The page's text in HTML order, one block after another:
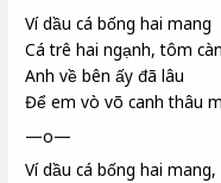
Ví dầu cá bống hai mang
Cá trê hai ngạnh, tôm
Anh về bên ấy đã lâu
Để em vò võ canh thâu
—o—
Ví dầu cá bống hai mang,